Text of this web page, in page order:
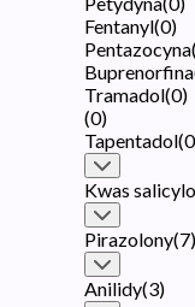
Fentanyl(0)
Pentazocyna(
Buprenorfina
Tramadol(0)
(0)
Tapentadol(0
Kwas
Pirazolony(7)
Anilidy(3)